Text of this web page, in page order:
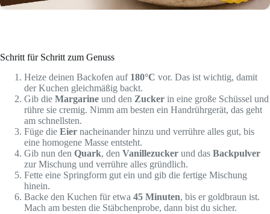
Schritt für Schritt zum Genuss
Heize deinen Backofen auf 180°C vor. Das ist wichtig, damit
der Kuchen gleichmäßig backt.
Gib die Margarine und den Zucker in eine große Schüssel und
rühre sie cremig. Nimm am besten ein Handrührgerät, das geht
am schnellsten.
Füge die Eier nacheinander hinzu und verrühre alles gut, bis
eine homogene Masse entsteht.
Gib nun den Quark, den Vanillezucker und das Backpulver
zur Mischung und verrühre alles gründlich.
Fette eine Springform gut ein und gib die fertige Mischung
hinein.
Backe den Kuchen für etwa 45 Minuten, bis er goldbraun ist.
Mach am besten die Stäbchenprobe, dann bist du sicher.